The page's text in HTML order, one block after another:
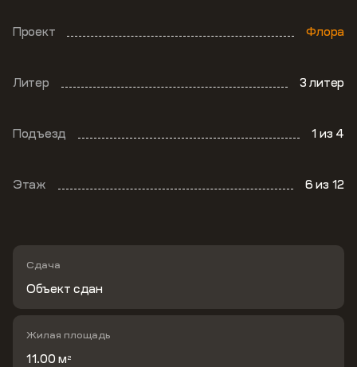
Проект Флора
Литер 3 литер
Подъезд 1из 4
Этаж 6из 12
Сдача
Объект сдан
Жилая площадь
11.00 м 2